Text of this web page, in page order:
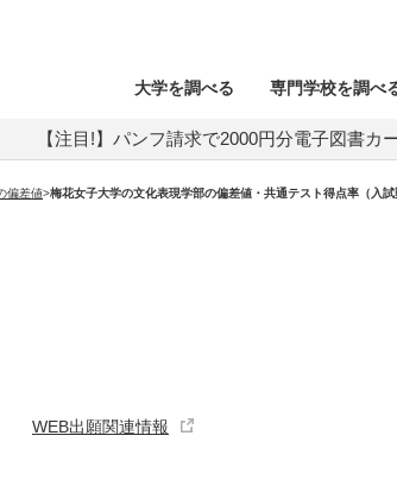
大学を調べる 専門学校を調べ
【注目!】パンフ請求で2000円分電子図書カ
偏差値>梅花女子大学の文化表現学部の偏差値・共通テスト得点率（入試
WEB出願関連情報